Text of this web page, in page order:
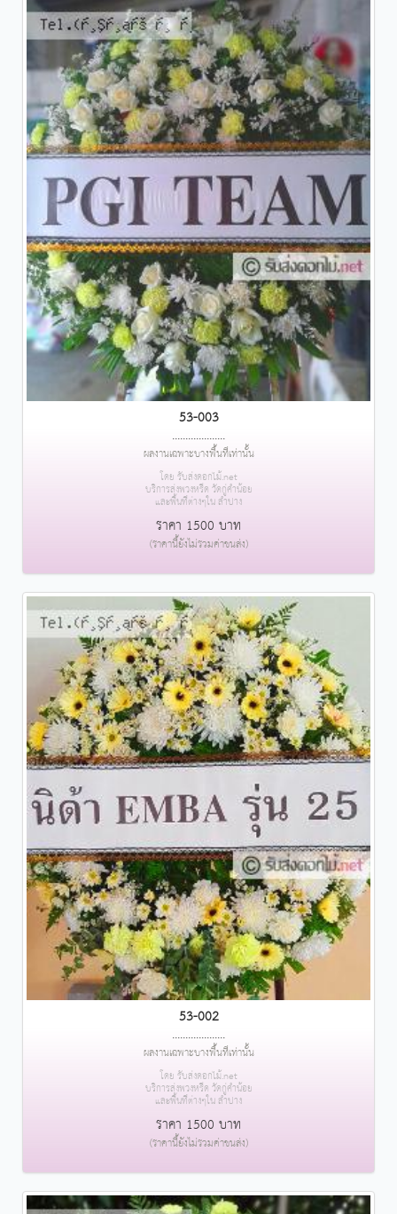
53-003
....................
ผลงานเฉพาะบางพื้นที่เท่านั้น
โดย รับส่งดอกไม้.net
บริการส่งพวงหรีด วัดกู่คำน้อย
และพื้นที่ต่างๆใน ลำปาง
ราคา 1500 บาท
(ราคานี้ยังไม่รวมค่าขนส่ง)
53-002
....................
ผลงานเฉพาะบางพื้นที่เท่านั้น
โดย รับส่งดอกไม้.net
บริการส่งพวงหรีด วัดกู่คำน้อย
และพื้นที่ต่างๆใน ลำปาง
ราคา 1500 บาท
(ราคานี้ยังไม่รวมค่าขนส่ง)